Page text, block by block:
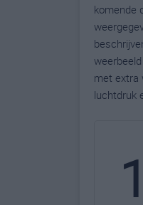
komende
met extra
luchtdruk